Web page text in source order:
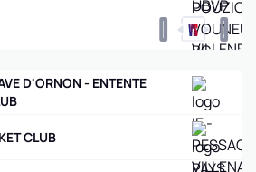
0 0
D'ORNON - ENTENTE
CLUB